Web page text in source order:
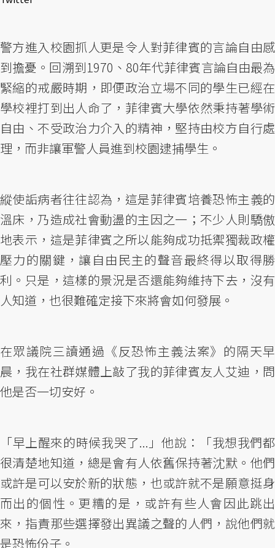
警方進入校園抓人更是令人對菲律賓的言論自由感
到擔憂。回溯到1970、80年代菲律賓言論自由最為
緊縮的戒嚴時期，即便政治立場不同的學生已經在
學校裡打到出人命了，菲律賓大學依然秉持著學術
自由、不受政治力介入的精神，堅持由校方自行處
理，而非讓軍警人員進到校園逮捕學生。
縱使詬病者往往認為，這是菲律賓培養恐怖主義的
溫床，乃造成社會動盪的主因之一；不少人則驕傲
地表示，這是菲律賓之所以能夠成功抵禦獨裁政權
壓力的關鍵，讓自由民主的聲音最終得以取得勝
利。只是，這樣的景況是否還能夠維持下去，沒有
人知道，也很難確定接下來將會如何發展。
在眾議院三讀通過《反恐怖主義法案》的隔天早
晨，我在社群媒體上敲了我的菲律賓友人艾迪，問
他是否一切安好。
「早上醒來的時候我哭了...」他說：「我想我們都
很清楚地知道，總是會有人依舊保持著沈默。他們
或許是可以安於新的狀態，也或許就不是願意挺身
而出的個性。更糟的是，或許有些人會因此跳出
來，指責那些選擇發出異議之聲的人們，說他們就
是恐怖份子。